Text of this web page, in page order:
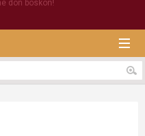
don boskon!